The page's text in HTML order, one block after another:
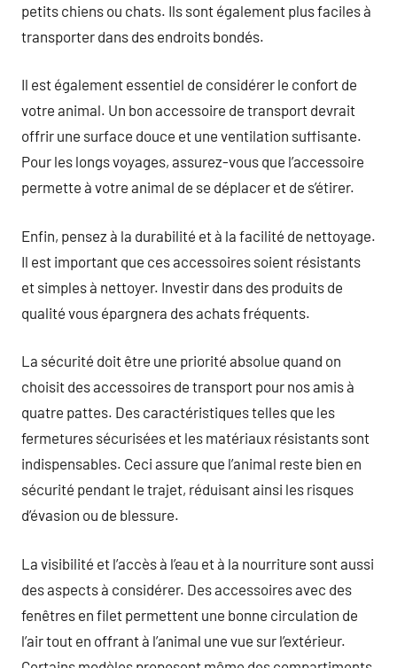
petits chiens ou chats. Ils sont également plus faciles à
transporter dans des endroits bondés.
Il est également essentiel de considérer le confort de
votre animal. Un bon accessoire de transport devrait
offrir une surface douce et une ventilation suffisante.
Pour les longs voyages, assurez-vous que l’accessoire
permette à votre animal de se déplacer et de s’étirer.
Enfin, pensez à la durabilité et à la facilité de nettoyage.
Il est important que ces accessoires soient résistants
et simples à nettoyer. Investir dans des produits de
qualité vous épargnera des achats fréquents.
La sécurité doit être une priorité absolue quand on
choisit des accessoires de transport pour nos amis à
quatre pattes. Des caractéristiques telles que les
fermetures sécurisées et les matériaux résistants sont
indispensables. Ceci assure que l’animal reste bien en
sécurité pendant le trajet, réduisant ainsi les risques
d’évasion ou de blessure.
La visibilité et l’accès à l’eau et à la nourriture sont aussi
des aspects à considérer. Des accessoires avec des
fenêtres en filet permettent une bonne circulation de
l’air tout en offrant à l’animal une vue sur l’extérieur.